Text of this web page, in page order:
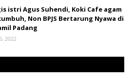
istri Agus Suhendi, Koki Cafe agam
Non BPJS Bertarung Nyawa di
Padang
2022